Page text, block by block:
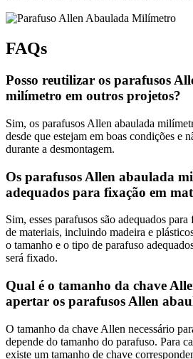
FAQs
Posso reutilizar os parafusos
milímetro em outros projetos?
Sim, os parafusos Allen abaulada
desde que estejam em boas condições e
durante a desmontagem.
Os parafusos Allen abaulada
adequados para fixação em
Sim, esses parafusos são adequados
de materiais, incluindo madeira e
o tamanho e o tipo de parafuso
será fixado.
Qual é o tamanho da chave
apertar os parafusos Allen
O tamanho da chave Allen necessário
depende do tamanho do parafuso. Para
existe um tamanho de chave